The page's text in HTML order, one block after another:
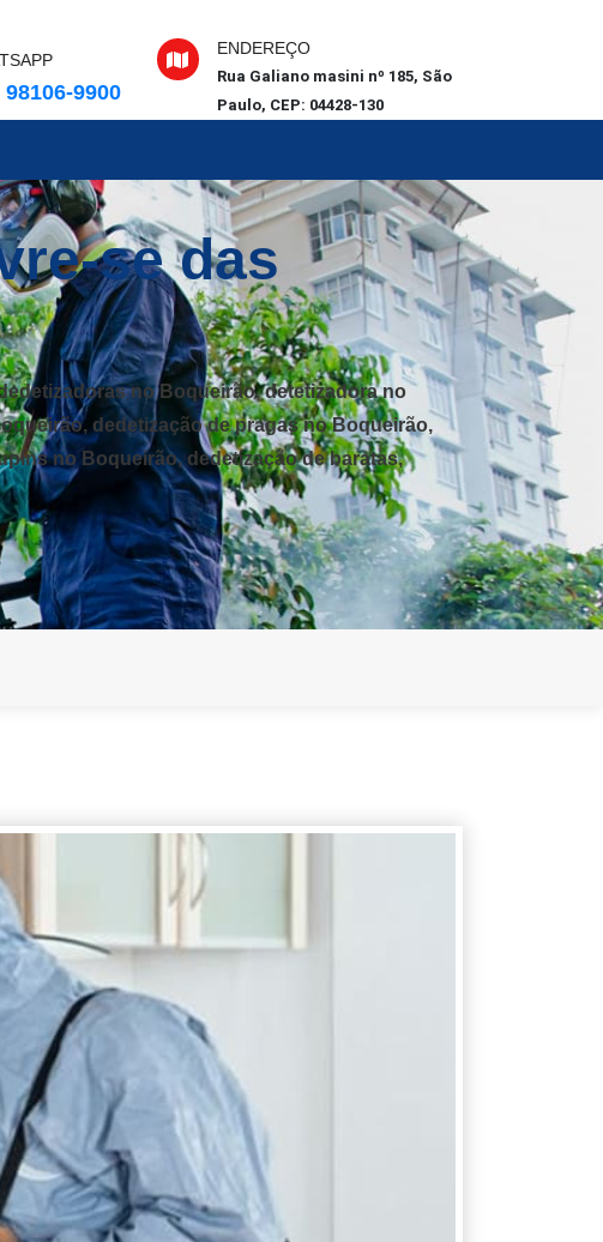
98106-9900
ENDEREÇO
Rua Galiano masini nº 185, São
Paulo, CEP: 04428-130
se das
no Boqueirão, detetizadora no
dedetização de pragas no Boqueirão,
no Boqueirão, dedetização de baratas,